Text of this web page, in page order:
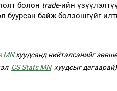
болон trade-ийн
буурсан байж болзошгүйг
MNхуудсанд нийтэлсэнийг
CS Stats MN хуудсыг дагаарай)